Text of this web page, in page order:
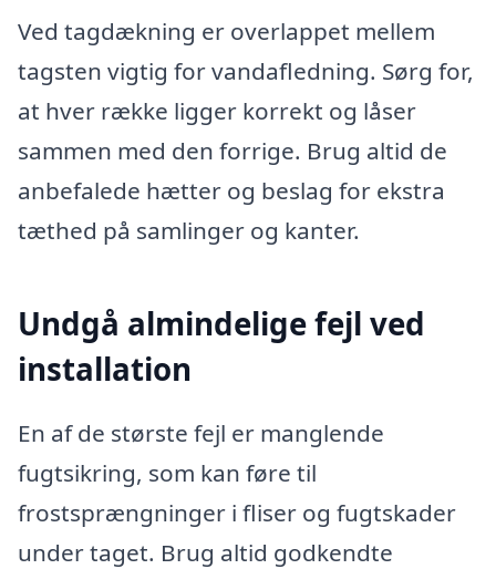
Ved tagdækning er overlappet mellem
tagsten vigtig for vandafledning. Sørg for,
at hver række ligger korrekt og låser
sammen med den forrige. Brug altid de
anbefalede hætter og beslag for ekstra
tæthed på samlinger og kanter.
Undgå almindelige fejl ved
installation
En af de største fejl er manglende
fugtsikring, som kan føre til
frostsprængninger i fliser og fugtskader
under taget. Brug altid godkendte